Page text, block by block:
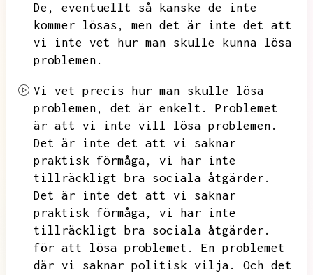
De,
eventuellt så kanske de inte
kommer lösas,
men det är inte det att
vi inte vet hur man skulle kunna lösa
problemen.
Vi vet precis hur man skulle lösa
problemen,
det är enkelt.
Problemet
är att vi inte vill lösa problemen.
Det är inte det att vi saknar
praktisk förmåga,
vi har inte
tillräckligt bra sociala åtgärder.
Det är inte det att vi saknar
praktisk förmåga,
vi har inte
tillräckligt bra sociala åtgärder.
för att lösa problemet.
En problemet
där vi saknar politisk vilja.
Och det